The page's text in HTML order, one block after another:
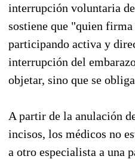
interrupción voluntaria
sostiene que "quien
participando activa y
interrupción del
objetar, sino que se
A partir de la anulación
incisos, los médicos no
a otro especialista a una